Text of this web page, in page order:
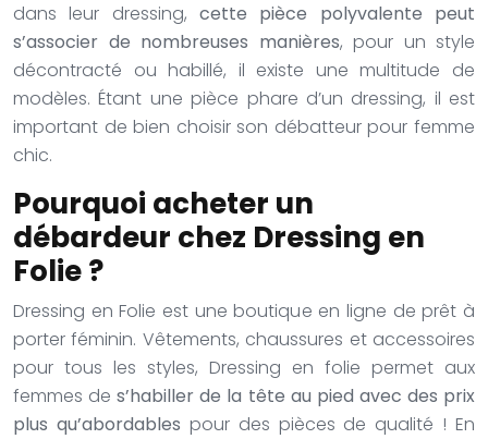
dans leur dressing, cette pièce polyvalente peut
s’associer de nombreuses manières, pour un style
décontracté ou habillé, il existe une multitude de
modèles. Étant une pièce phare d’un dressing, il est
important de bien choisir son débatteur pour femme
chic.
Pourquoi acheter un
débardeur chez Dressing en
Folie ?
Dressing en Folie est une boutique en ligne de prêt à
porter féminin. Vêtements, chaussures et accessoires
pour tous les styles, Dressing en folie permet aux
femmes des’habiller de la tête au pied avec des prix
plus qu’abordables pour des pièces de qualité ! En